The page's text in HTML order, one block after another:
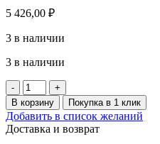
5 426,00 ₽
3 в наличии
3 в наличии
Количество
товара
IKEA
365+
Кастрюля,10л
В корзину Покупка в 1 клик
Добавить в список желаний
Доставка и возврат